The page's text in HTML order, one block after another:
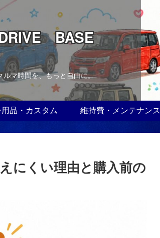
BASE
ルマ時間を、もっと自由に。
用品・カスタム 維持費・メンテナンス
にくい理由と購入前の